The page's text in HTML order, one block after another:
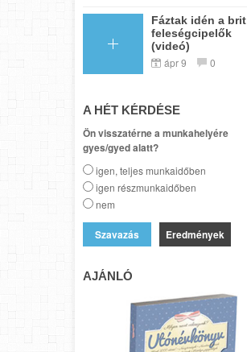
Fáztak idén a brit
feleségcipelők
(videó)
ápr 9 0
A HÉT KÉRDÉSE
Ön visszatérne a munkahelyére
gyes/gyed alatt?
igen, teljes munkaidőben
igen részmunkaidőben
nem
Eredmények
AJÁNLÓ